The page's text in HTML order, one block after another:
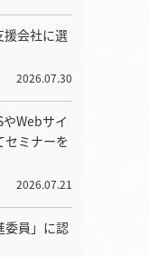
援会社に選
2026.07.30
やWebサイ
セミナーを
2026.07.21
委員」に認